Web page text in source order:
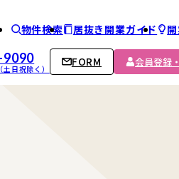
物件検索 居抜き開業ガイド
日祝除く）
FORM 会員登録